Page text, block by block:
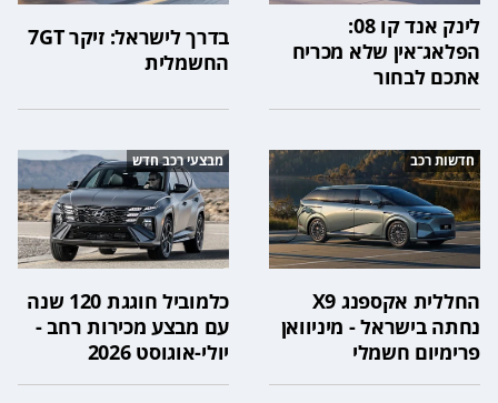
לינק אנד קו 08:
הפלאג־אין שלא מכריח
אתכם לבחור
בדרך לישראל: זיקר 7GT
החשמלית
חדשות רכב
החללית אקספנג X9
נחתה בישראל - מיניוואן
פרימיום חשמלי
מבצעי רכב חדש
כלמוביל חוגגת 120 שנה
עם מבצע מכירות רחב -
יולי-אוגוסט 2026